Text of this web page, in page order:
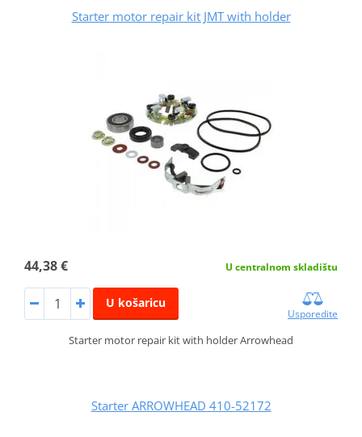
Starter motor repair kit JMT with holder
44,38 € U centralnom skladištu
U košaricu
Usporedite
Starter motor repair kit with holder Arrowhead
Starter ARROWHEAD 410-52172